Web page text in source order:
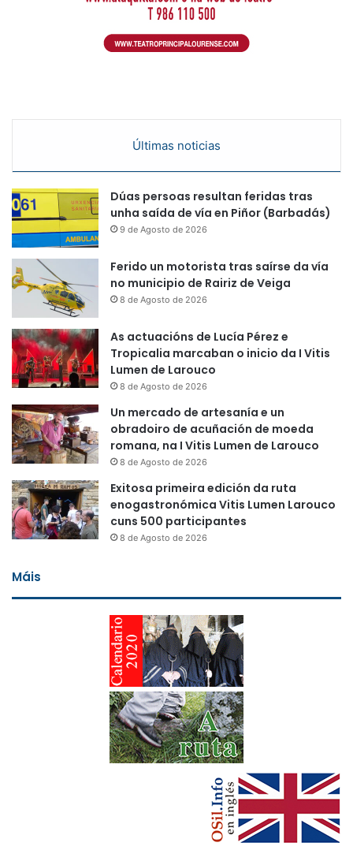
Últimas noticias
Dúas persoas resultan feridas tras
unha saída de vía en Piñor (Barbadás)
9 de Agosto de 2026
Ferido un motorista tras saírse da vía
no municipio de Rairiz de Veiga
8 de Agosto de 2026
As actuacións de Lucía Pérez e
Tropicalia marcaban o inicio da I Vitis
Lumen de Larouco
8 de Agosto de 2026
Un mercado de artesanía e un
obradoiro de acuñación de moeda
romana, na I Vitis Lumen de Larouco
8 de Agosto de 2026
Exitosa primeira edición da ruta
enogastronómica Vitis Lumen Larouco
cuns 500 participantes
8 de Agosto de 2026
Máis